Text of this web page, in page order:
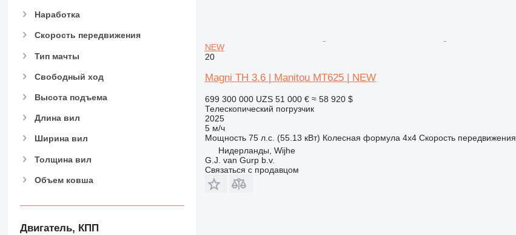
Наработка
Скорость передвижения
Тип мачты
Свободный ход
Высота подъема
Длина вил
Ширина вил
Толщина вил
Объем ковша
Двигатель, КПП
NEW
20
Magni TH 3.6 | Manitou MT625 | NEW
699 300 000 UZS 51 000 € ≈ 58 920 $
Телескопический погрузчик
2025
5 м/ч
Мощность 75 л.с. (55.13 кВт) Колесная формула 4x4 Скорость передвижения
Нидерланды, Wijhe
G.J. van Gurp b.v.
Связаться с продавцом